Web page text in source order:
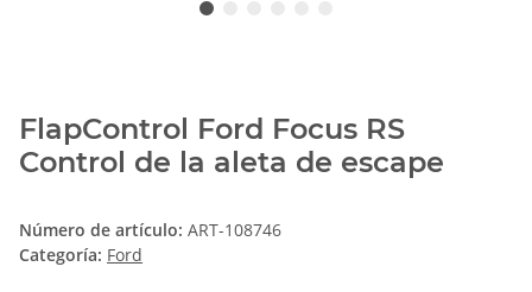
FlapControl Ford Focus RS
Control de la aleta de escape
Número de artículo: ART-108746
Categoría: Ford